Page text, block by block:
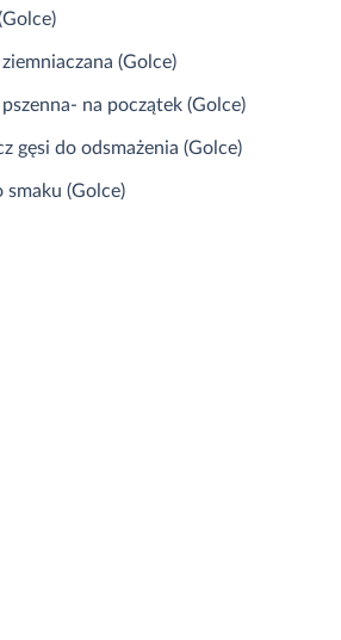
(Golce)
na początek (Golce)
gęsi do odsmażenia (Golce)
smaku (Golce)